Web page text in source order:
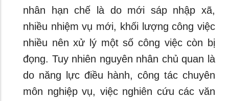
nhân hạn chế là do mới sáp nhập xã,
nhiều nhiệm vụ mới, khối lượng công việc
nhiều nên xử lý một số công việc còn bị
đọng. Tuy nhiên nguyên nhân chủ quan là
do năng lực điều hành, công tác chuyên
môn nghiệp vụ, việc nghiên cứu các văn